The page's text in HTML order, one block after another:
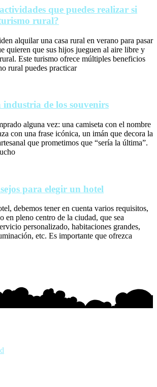
que puedes realizar si
rural?
alquilar una casa rural en verano para pasar
quieren que sus hijos jueguen al aire libre y
Este turismo ofrece múltiples beneficios
rural puedes practicar
de los souvenirs
alguna vez: una camiseta con el nombre
con una frase icónica, un imán que decora la
que prometimos que “sería la última”.
para elegir un hotel
debemos tener en cuenta varios requisitos,
en pleno centro de la ciudad, que sea
personalizado, habitaciones grandes,
etc. Es importante que ofrezca